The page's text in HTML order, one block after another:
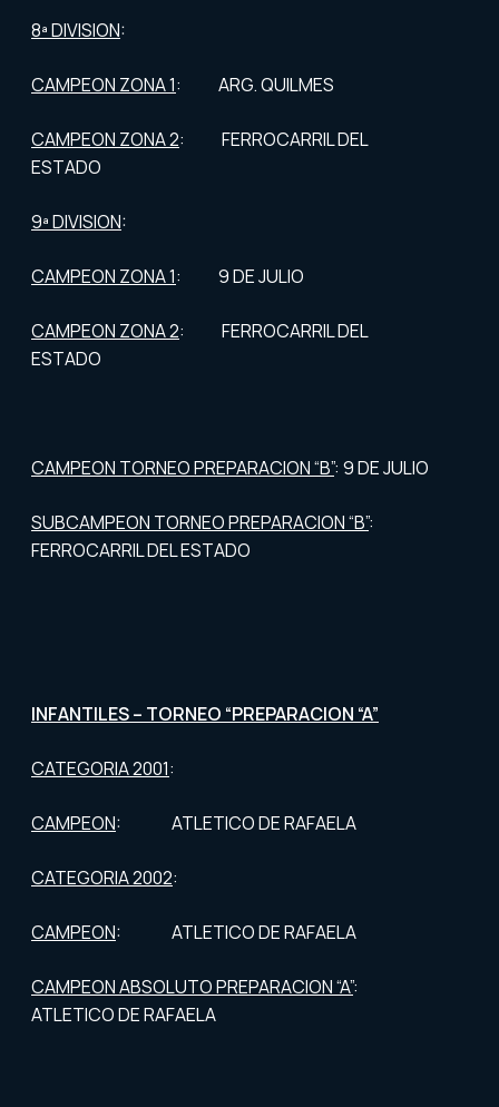
8ª DIVISION:
CAMPEON ZONA 1: ARG. QUILMES
CAMPEON ZONA 2: FERROCARRIL DEL
ESTADO
9ª DIVISION:
CAMPEON ZONA 1: 9 DE JULIO
CAMPEON ZONA 2: FERROCARRIL DEL
ESTADO
CAMPEON TORNEO PREPARACION “B”: 9 DE JULIO
SUBCAMPEON TORNEO PREPARACION “B”:
FERROCARRIL DEL ESTADO
INFANTILES – TORNEO “PREPARACION “A”
CATEGORIA 2001:
CAMPEON: ATLETICO DE RAFAELA
CATEGORIA 2002:
CAMPEON: ATLETICO DE RAFAELA
CAMPEON ABSOLUTO PREPARACION “A”:
ATLETICO DE RAFAELA